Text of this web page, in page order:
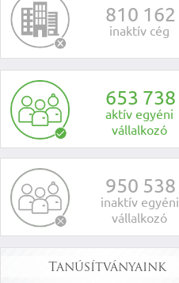
810 162
inaktív cég
653 738
aktív egyéni
vállalkozó
950 538
inaktív egyéni
vállalkozó
Tanúsítványaink